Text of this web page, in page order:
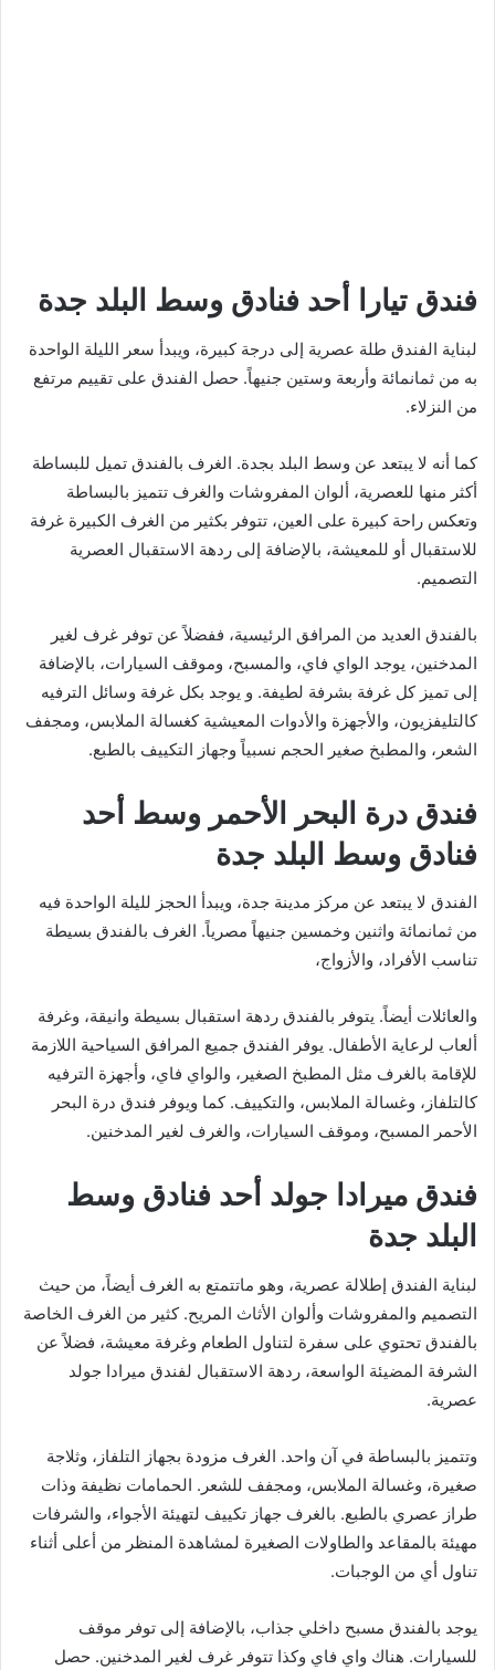
فندق تيارا أحد فنادق وسط البلد جدة
لبناية الفندق طلة عصرية إلى درجة كبيرة، ويبدأ سعر الليلة الواحدة
به من ثمانمائة وأربعة وستين جنيهاً. حصل الفندق على تقييم مرتفع
من النزلاء.
كما أنه لا يبتعد عن وسط البلد بجدة. الغرف بالفندق تميل للبساطة
أكثر منها للعصرية، ألوان المفروشات والغرف تتميز بالبساطة
وتعكس راحة كبيرة على العين، تتوفر بكثير من الغرف الكبيرة غرفة
للاستقبال أو للمعيشة، بالإضافة إلى ردهة الاستقبال العصرية
التصميم.
بالفندق العديد من المرافق الرئيسية، ففضلاً عن توفر غرف لغير
المدخنين، يوجد الواي فاي، والمسبح، وموقف السيارات، بالإضافة
إلى تميز كل غرفة بشرفة لطيفة. و يوجد بكل غرفة وسائل الترفيه
كالتليفزيون، والأجهزة والأدوات المعيشية كغسالة الملابس، ومجفف
الشعر، والمطبخ صغير الحجم نسبياً وجهاز التكييف بالطبع.
فندق درة البحر الأحمر وسط أحد
فنادق وسط البلد جدة
الفندق لا يبتعد عن مركز مدينة جدة، ويبدأ الحجز لليلة الواحدة فيه
من ثمانمائة واثنين وخمسين جنيهاً مصرياً. الغرف بالفندق بسيطة
تناسب الأفراد، والأزواج،
والعائلات أيضاً. يتوفر بالفندق ردهة استقبال بسيطة وانيقة، وغرفة
ألعاب لرعاية الأطفال. يوفر الفندق جميع المرافق السياحية اللازمة
للإقامة بالغرف مثل المطبخ الصغير، والواي فاي، وأجهزة الترفيه
كالتلفاز، وغسالة الملابس، والتكييف. كما ويوفر فندق درة البحر
الأحمر المسبح، وموقف السيارات، والغرف لغير المدخنين.
فندق ميرادا جولد أحد فنادق وسط
البلد جدة
لبناية الفندق إطلالة عصرية، وهو ماتتمتع به الغرف أيضاً، من حيث
التصميم والمفروشات وألوان الأثاث المريح. كثير من الغرف الخاصة
بالفندق تحتوي على سفرة لتناول الطعام وغرفة معيشة، فضلاً عن
الشرفة المضيئة الواسعة، ردهة الاستقبال لفندق ميرادا جولد
عصرية.
وتتميز بالبساطة في آن واحد. الغرف مزودة بجهاز التلفاز، وثلاجة
صغيرة، وغسالة الملابس، ومجفف للشعر. الحمامات نظيفة وذات
طراز عصري بالطبع. بالغرف جهاز تكييف لتهيئة الأجواء، والشرفات
مهيئة بالمقاعد والطاولات الصغيرة لمشاهدة المنظر من أعلى أثناء
تناول أي من الوجبات.
يوجد بالفندق مسبح داخلي جذاب، بالإضافة إلى توفر موقف
للسيارات. هناك واي فاي وكذا تتوفر غرف لغير المدخنين. حصل